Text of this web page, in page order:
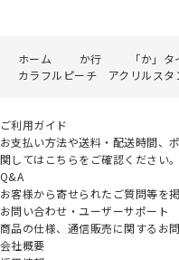
ホーム か行 「か」
カラフルピーチ アクリルスタ
ご利用ガイド
お支払い方法や送料・配送時間、
関してはこちらをご確認ください。
Q&A
お客様から寄せられたご質問等を
お問い合わせ・ユーザーサポート
商品の仕様、通信販売に関するお
会社概要